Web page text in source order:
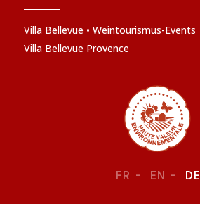
Villa Bellevue • Weintourismus-Events
Villa Bellevue Provence
FR EN DE